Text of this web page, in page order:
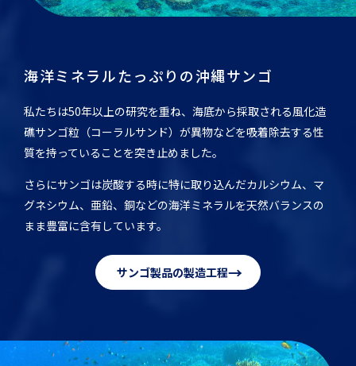
海洋ミネラルたっぷりの沖縄サンゴ
私たちは50年以上の研究を重ね、海底から採取される風化造
礁サンゴ粒（コーラルサンド）が異物などを吸着除去する性
質を持っていることを突き止めました。
さらにサンゴは炭酸する時に特に取り込んだカルシウム、マ
グネシウム、亜鉛、銅などの海洋ミネラルを天然バランスの
まま豊富に含有しています。
サンゴ製品の製造工程→